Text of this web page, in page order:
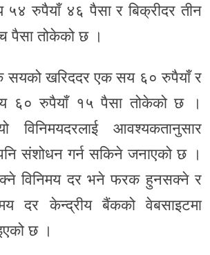
५४ रुपैयाँ ४६ पैसा र बिक्रीदर तीन
पैसा तोकेको छ ।
सयको खरिददर एक सय ६० रुपैयाँ र
६० रुपैयाँ १५ पैसा तोकेको छ ।
विनिमयदरलाई आवश्यकतानुसार
संशोधन गर्न सकिने जनाएको छ ।
विनिमय दर भने फरक हुनसक्ने र
दर केन्द्रीय बैंकको वेबसाइटमा
छ ।